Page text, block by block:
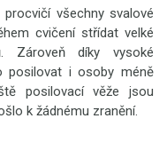
všechny svalové
cvičení střídat velké
díky vysoké
posilovat i osoby méně
posilovací věže jsou
k žádnému zranění.